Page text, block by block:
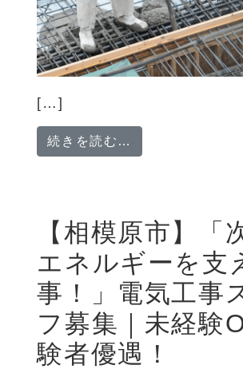
[…]
続きを読む…
【相模原市】「
エネルギーを支
事！」電気工事
フ募集｜未経験
験者優遇！